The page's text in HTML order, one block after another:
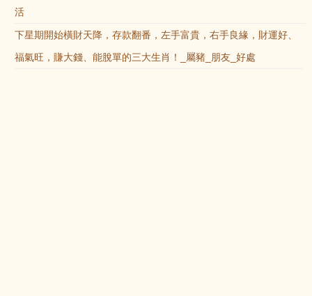
活
下星期開始橫財天降，存款翻番，左手富貴，右手良緣，財運好、
福氣旺，賺大錢、能脫單的三大生肖！_屬豬_朋友_好處